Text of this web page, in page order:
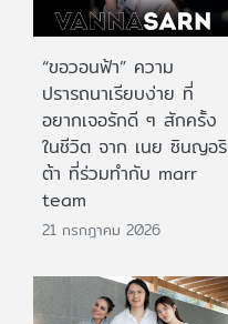
“ขอวอนฟ้า” ความ
ปรารถนาเรียบง่าย ที่
อยากเจอรักดี ๆ สักครั้ง
ในชีวิต จาก เนย ซินญอริ
ต้า ที่ร่วมทำกับ marr
team
21 กรกฎาคม 2026